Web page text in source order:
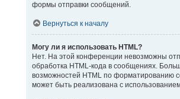
формы отправки сообщений.
Вернуться к началу
Могу ли я использовать HTML?
Нет. На этой конференции невозможны
обработка HTML-кода в сообщениях.
возможностей HTML по форматированию
может быть реализована с